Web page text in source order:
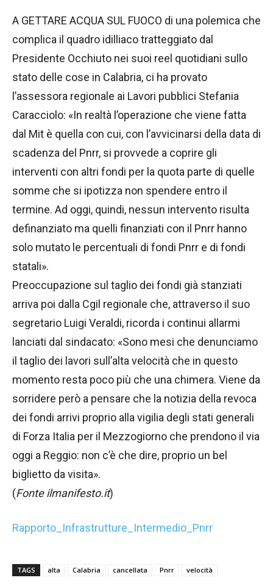
A GETTARE ACQUA SUL FUOCO di una polemica che
complica il quadro idilliaco tratteggiato dal
Presidente Occhiuto nei suoi reel quotidiani sullo
stato delle cose in Calabria, ci ha provato
l’assessora regionale ai Lavori pubblici Stefania
Caracciolo: «In realtà l’operazione che viene fatta
dal Mit è quella con cui, con l’avvicinarsi della data di
scadenza del Pnrr, si provvede a coprire gli
interventi con altri fondi per la quota parte di quelle
somme che si ipotizza non spendere entro il
termine. Ad oggi, quindi, nessun intervento risulta
definanziato ma quelli finanziati con il Pnrr hanno
solo mutato le percentuali di fondi Pnrr e di fondi
statali».
Preoccupazione sul taglio dei fondi già stanziati
arriva poi dalla Cgil regionale che, attraverso il suo
segretario Luigi Veraldi, ricorda i continui allarmi
lanciati dal sindacato: «Sono mesi che denunciamo
il taglio dei lavori sull’alta velocità che in questo
momento resta poco più che una chimera. Viene da
sorridere però a pensare che la notizia della revoca
dei fondi arrivi proprio alla vigilia degli stati generali
di Forza Italia per il Mezzogiorno che prendono il via
oggi a Reggio: non c’è che dire, proprio un bel
biglietto da visita».
(Fonte ilmanifesto.it)
Rapporto_Infrastrutture_Intermedio_Pnrr
TAGS alta Calabria cancellata Pnrr velocità